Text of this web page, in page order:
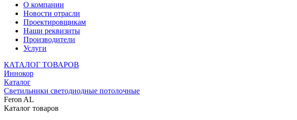
О компании
Новости отрасли
Проектировщикам
Наши реквизиты
Производители
Услуги
КАТАЛОГ ТОВАРОВ
Иннокор
Каталог
Светильники светодиодные потолочные
Feron AL
Каталог товаров